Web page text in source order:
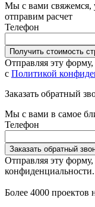
Мы с вами свяжемся,
отправим расчет
Телефон
Получить стоимость
Отправляя эту
с Политикой
Заказать обратный
Мы с вами в самое
Телефон
Заказать обратный
Отправляя эту
конфиденциальности.
Более 4000 проектов